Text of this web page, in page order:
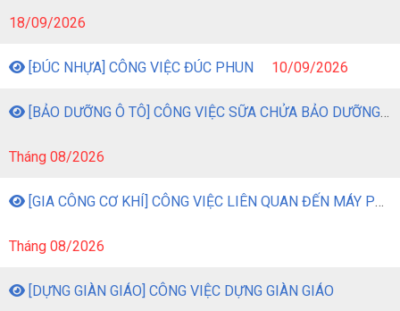
18/09/2026
[ĐÚC NHỰA] CÔNG VIỆC ĐÚC PHUN 10/09/2026
[BẢO DƯỠNG Ô TÔ] CÔNG VIỆC SỮA CHỬA BẢO DƯỠNG Ô TÔ
Tháng 08/2026
[GIA CÔNG CƠ KHÍ] CÔNG VIỆC LIÊN QUAN ĐẾN MÁY PHAY
Tháng 08/2026
[DỰNG GIÀN GIÁO] CÔNG VIỆC DỰNG GIÀN GIÁO